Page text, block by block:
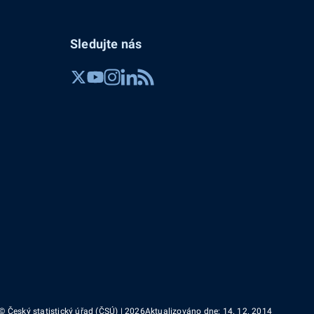
Sledujte nás
Český statistický úřad (ČSÚ) | 2026Aktualizováno dne: 14. 12. 2014